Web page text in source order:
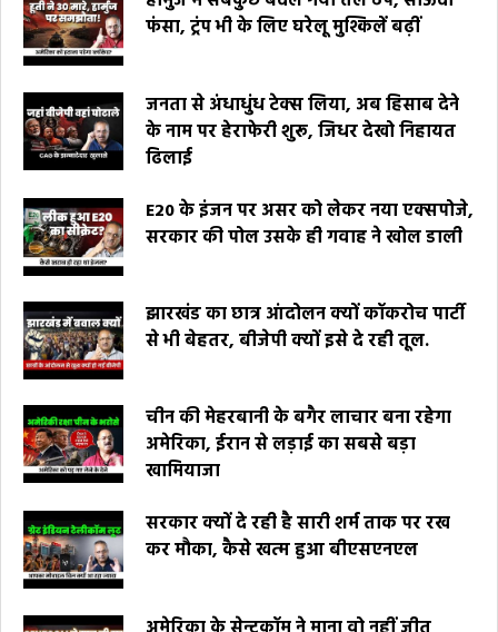
फंसा, ट्रंप भी के लिए घरेलू मुश्किलें बढ़ीं
जनता से अंधाधुंध टेक्स लिया, अब हिसाब देने
के नाम पर हेराफेरी शुरू, जिधर देखो निहायत
ढिलाई
E20 के इंजन पर असर को लेकर नया एक्सपोजे,
सरकार की पोल उसके ही गवाह ने खोल डाली
झारखंड का छात्र आंदोलन क्यों कॉकरोच पार्टी
से भी बेहतर, बीजेपी क्यों इसे दे रही तूल.
चीन की मेहरबानी के बगैर लाचार बना रहेगा
अमेरिका, ईरान से लड़ाई का सबसे बड़ा
खामियाजा
सरकार क्यों दे रही है सारी शर्म ताक पर रख
कर मौका, कैसे खत्म हुआ बीएसएनएल